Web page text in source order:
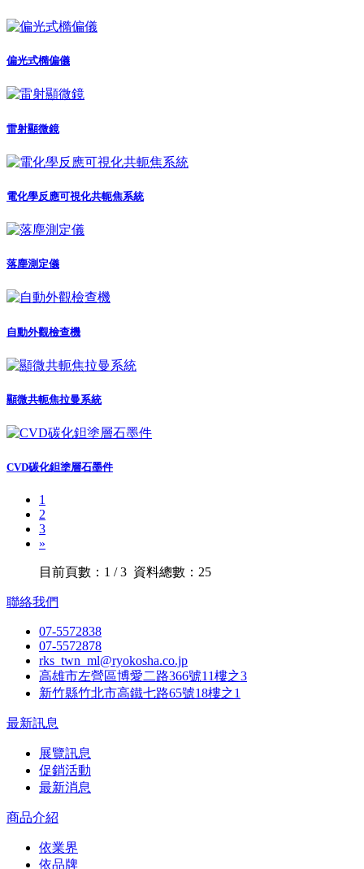
偏光式橢偏儀
雷射顯微鏡
電化學反應可視化共軛焦系統
落塵測定儀
自動外觀檢查機
顯微共軛焦拉曼系統
CVD碳化鉭塗層石墨件
1
2
3
»
目前頁數：1 / 3 資料總數：25
聯絡我們
07-5572838
07-5572878
rks_twn_ml@ryokosha.co.jp
高雄市左營區博愛二路366號11樓之3
新竹縣竹北市高鐵七路65號18樓之1
最新訊息
展覽訊息
促銷活動
最新消息
商品介紹
依業界
依品牌